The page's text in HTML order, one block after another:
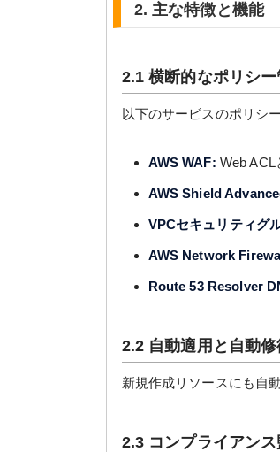
2. 主な特徴と機能
2.1 横断的なポリシー
以下のサービスのポリシ
AWS WAF: Web ACL
AWS Shield
VPCセキュリティグ
AWS Network
Route 53 Resolver
2.2 自動適用と自動修
新規作成リソースにも自
2.3 コンプライアン